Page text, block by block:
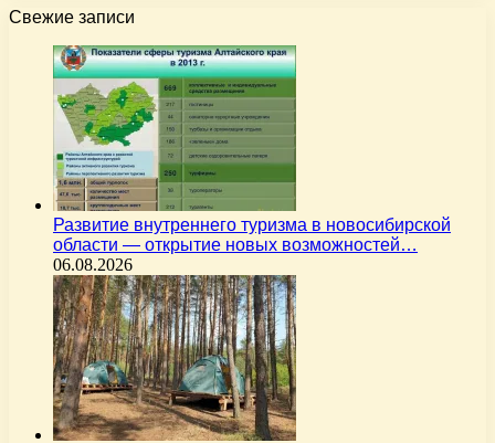
Свежие записи
Развитие внутреннего туризма в новосибирской
области — открытие новых возможностей…
06.08.2026